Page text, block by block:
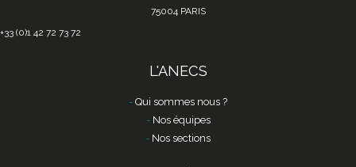
75004 PARIS
+33 (0)1 42 72 73 72
L'ANECS
Qui sommes nous ?
Nos équipes
Nos sections